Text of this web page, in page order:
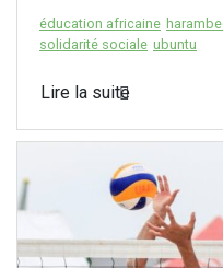
éducation africaine
solidarité sociale ubuntu
Lire la suite